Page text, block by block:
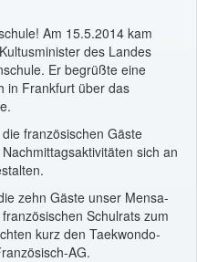
Am 15.5.2014 kam
des Landes
Er begrüßte eine
in Frankfurt über das
französischen Gäste
sich an
zehn Gäste unser Mensa-
Schulrats zum
kurz den Taekwondo-
AG.